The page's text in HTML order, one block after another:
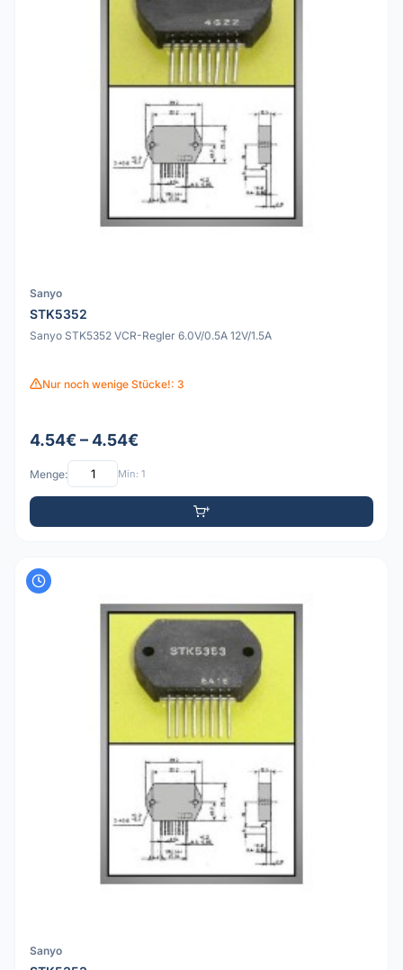
Sanyo
STK5352
Sanyo STK5352 VCR-Regler 6.0V/0.5A 12V/1.5A
Nur noch wenige Stücke!: 3
4.54€ – 4.54€
Menge: Min: 1
Sanyo